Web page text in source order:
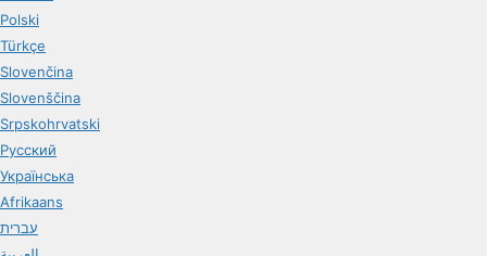
Polski
Türkçe
Slovenčina
Slovenščina
Srpskohrvatski
Русский
Українська
Afrikaans
עברית